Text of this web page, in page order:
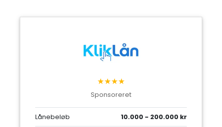
★★★★
Sponsoreret
Lånebeløb
10.000 - 200.000 kr